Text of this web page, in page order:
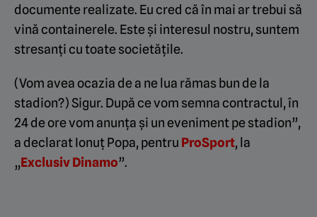
documente realizate. Eu cred că în mai ar trebui să
vină containerele. Este și interesul nostru, suntem
stresanți cu toate societățile.
(Vom avea ocazia de a ne lua rămas bun de la
stadion?) Sigur. După ce vom semna contractul, în
24 de ore vom anunța și un eveniment pe stadion”,
a declarat Ionuț Popa, pentru ProSport, la
„Exclusiv Dinamo”.